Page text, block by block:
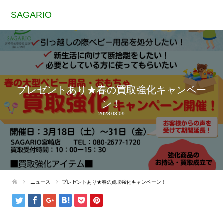
SAGARIO
プレゼントあり★春の買取強化キャンペー
ン！
2023.03.09
ニュース プレゼントあり★春の買取強化キャンペーン！